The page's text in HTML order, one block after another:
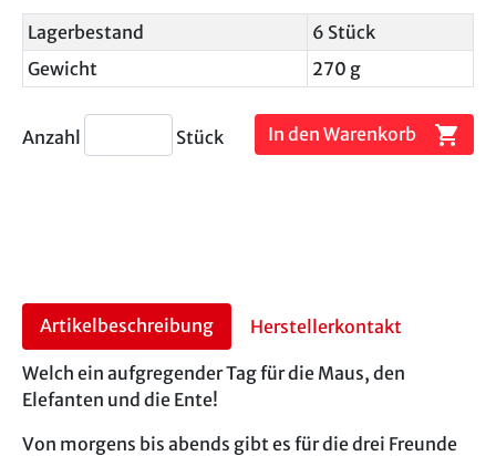
Lagerbestand
6 Stück
Gewicht
270 g
Anzahl Stück In den Warenkorb shopping_cart
Artikelbeschreibung Herstellerkontakt
Welch ein aufgregender Tag für die Maus, den
Elefanten und die Ente!
Von morgens bis abends gibt es für die drei Freunde